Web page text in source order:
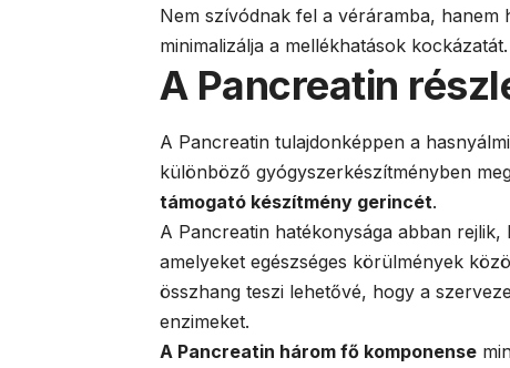
Nem szívódnak fel a véráramba, hanem
minimalizálja a mellékhatások kockázatát.
A Pancreatin
A Pancreatin tulajdonképpen a
különböző gyógyszerkészítményben
támogató készítmény gerincét.
A Pancreatin hatékonysága abban
amelyeket egészséges körülmények
összhang teszi lehetővé, hogy a
enzimeket.
A Pancreatin három fő komponense